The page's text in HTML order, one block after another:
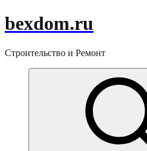
bexdom.ru
Строительство и Ремонт